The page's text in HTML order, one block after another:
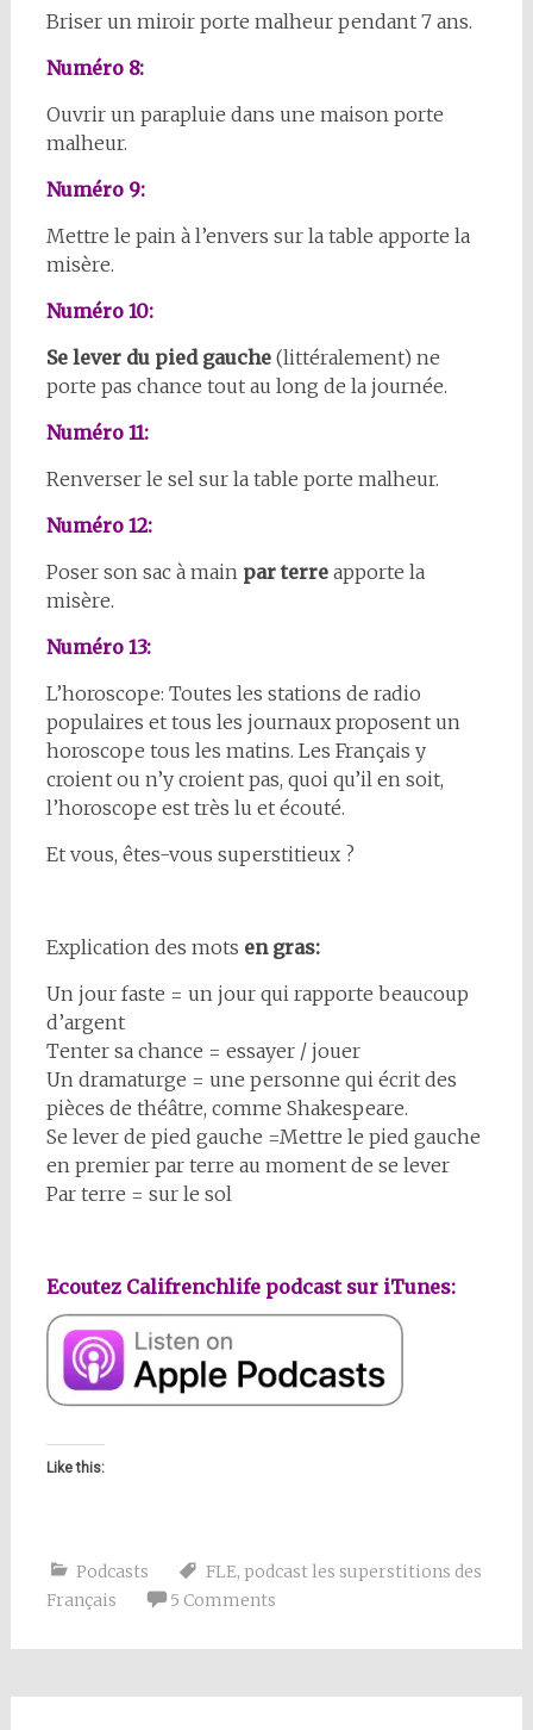
Briser un miroir porte malheur pendant 7 ans.
Numéro 8:
Ouvrir un parapluie dans une maison porte
malheur.
Numéro 9:
Mettre le pain à l’envers sur la table apporte la
misère.
Numéro 10:
Se lever du pied gauche(littéralement) ne
porte pas chance tout au long de la journée.
Numéro 11:
Renverser le sel sur la table porte malheur.
Numéro 12:
Poser son sac à main par terreapporte la
misère.
Numéro 13:
L’horoscope: Toutes les stations de radio
populaires et tous les journaux proposent un
horoscope tous les matins. Les Français y
croient ou n’y croient pas, quoi qu’il en soit,
l’horoscope est très lu et écouté.
Et vous, êtes-vous superstitieux ?
Explication des mots en gras:
Un jour faste = un jour qui rapporte beaucoup
d’argent
Tenter sa chance = essayer / jouer
Un dramaturge = une personne qui écrit des
pièces de théâtre, comme Shakespeare.
Se lever de pied gauche =Mettre le pied gauche
en premier par terre au moment de se lever
Par terre = sur le sol
Ecoutez Califrenchlife podcast sur iTunes:
Like this:
Podcasts FLE, podcast les superstitions des
Français
5 Comments